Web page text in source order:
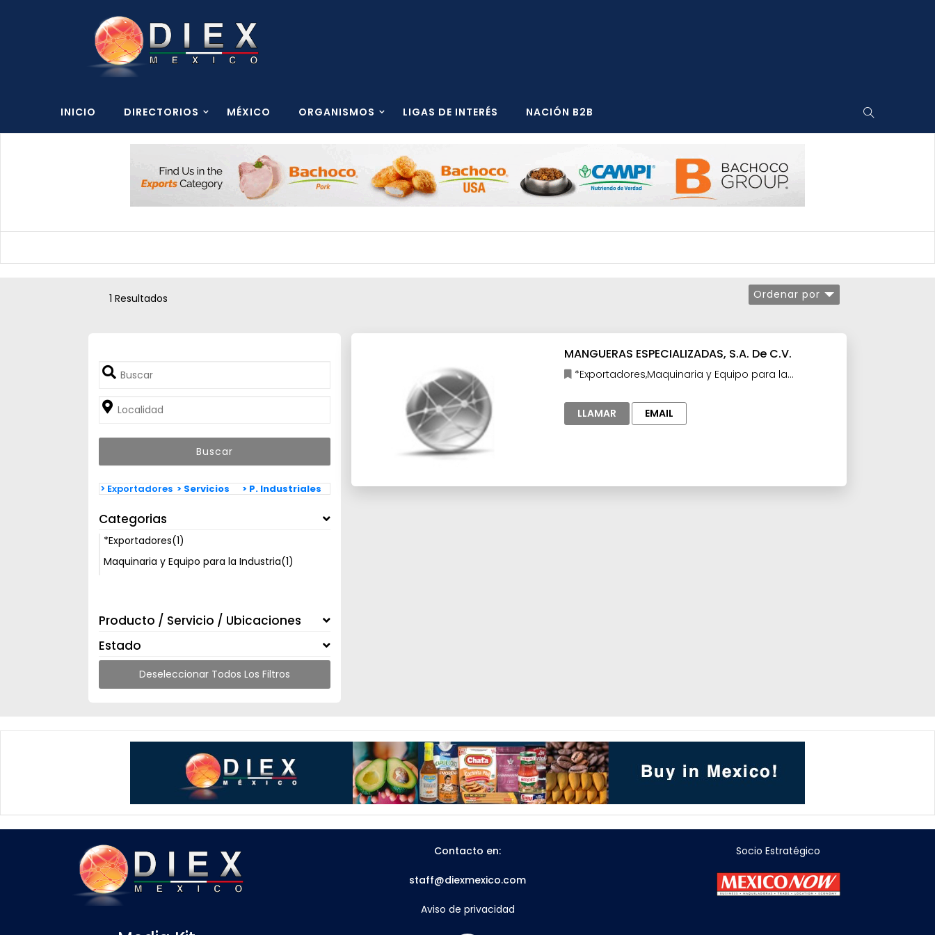
INICIO DIRECTORIOS MÉXICO ORGANISMOS LIGAS DE INTERÉS NACIÓN B2B
> Exportadores > Servicios > P. Industriales
Categorias
*Exportadores(1)
Maquinaria y Equipo para la Industria(1)
Producto / Servicio / Ubicaciones
Estado
1 Resultados Ordenar por
Deseleccionar Todos Los Filtros
MANGUERAS ESPECIALIZADAS, S.A. De C.V.
*Exportadores,Maquinaria y Equipo para la
LLAMAR
EMAIL
Contacto en:
staff@diexmexico.com
Aviso de privacidad
Socio Estratégico